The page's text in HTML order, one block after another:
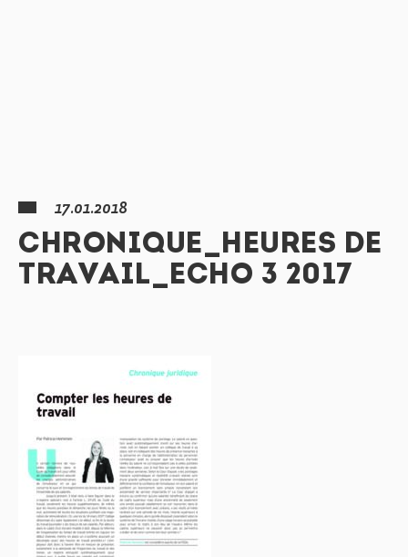
17.01.2018
CHRONIQUE_HEURES DE
TRAVAIL_ECHO 3 2017